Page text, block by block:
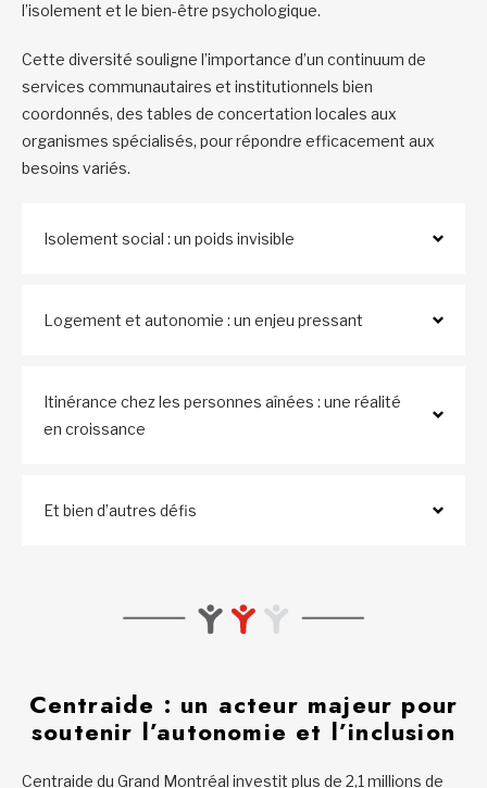
l’isolement et le bien-être psychologique.
Cette diversité souligne l’importance d’un continuum de
services communautaires et institutionnels bien
coordonnés, des tables de concertation locales aux
organismes spécialisés, pour répondre efficacement aux
besoins variés.
Isolement social : un poids invisible
Logement et autonomie : un enjeu pressant
Itinérance chez les personnes aînées : une réalité
en croissance
Et bien d’autres défis
Centraide : un acteur majeur pour
soutenir l’autonomie et l’inclusion
Centraide du Grand Montréal investit plus de 2,1 millions de